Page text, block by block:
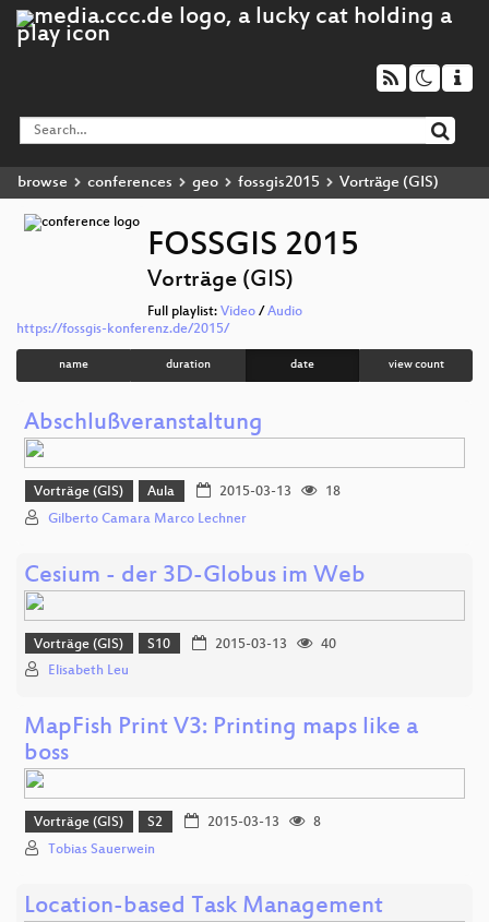
browse conferences geo fossgis2015 Vorträge (GIS)
FOSSGIS 2015
Vorträge (GIS)
Full playlist: Video / Audio
https://fossgis-konferenz.de/2015/
name duration date view count
Abschlußveranstaltung
Vorträge (GIS) Aula 2015-03-13
18
Gilberto Camara Marco Lechner
Cesium - der 3D-Globus im Web
Vorträge (GIS) S10 2015-03-13
40
Elisabeth Leu
MapFish Print V3: Printing maps like a
boss
Vorträge (GIS) S2 2015-03-13
8
Tobias Sauerwein
Location-based Task Management